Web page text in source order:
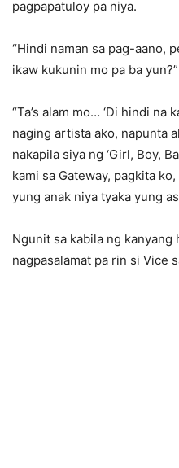
pagpapatuloy pa niya.
“Hindi naman sa pag-aano,
ikaw kukunin mo pa ba
“Ta’s alam mo… ‘Di hindi na
naging artista ako, napunta
nakapila siya ng ‘Girl, Boy,
kami sa Gateway, pagkita
yung anak niya tyaka yung
Ngunit sa kabila ng
nagpasalamat pa rin si Vice